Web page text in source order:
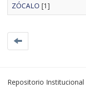
ZÓCALO [1]
Repositorio Institucional